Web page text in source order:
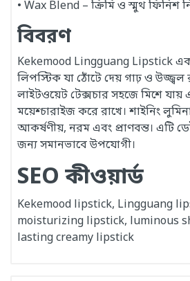
• Wax Blend – ক্রিমি ও স্মুথ ফিনিশ
বিবরণ
Kekemood Lingguang Lipstick
লিপস্টিক যা ঠোঁটে দেয় গাঢ় ও উজ্জ্বল
লাইটওয়েট টেক্সচার সহজে মিশে যায়
ময়েশ্চারাইজ করে রাখে। শাইনিং
আকর্ষণীয়, নরম এবং প্রাণবন্ত। এটি
জন্য সমানভাবে উপযোগী।
SEO কীওয়ার্ড
Kekemood lipstick, Lingguang
moisturizing lipstick, luminous
lasting creamy lipstick